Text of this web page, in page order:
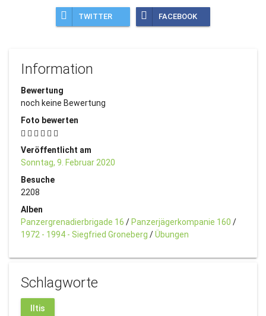
TWITTER FACEBOOK
Information
Bewertung
noch keine Bewertung
Foto bewerten
Veröffentlicht am
Sonntag, 9. Februar 2020
Besuche
2208
Alben
Panzergrenadierbrigade 16 / Panzerjägerkompanie 160 /
1972 - 1994 - Siegfried Groneberg /Übungen
Schlagworte
Iltis